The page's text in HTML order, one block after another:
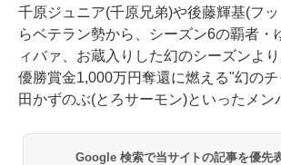
千原ジュニア(千原兄弟)や後藤輝基(フ
らベテラン勢から、シーズン6の覇者・
ィバァ、お蔵入りした幻のシーズンよ
優勝賞金1,000万円奪還に燃える"幻の
田かずのぶ(とろサーモン)といったメン
Google 検索で当サイトの記事を優先